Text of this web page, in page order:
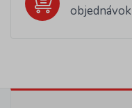
objednávok